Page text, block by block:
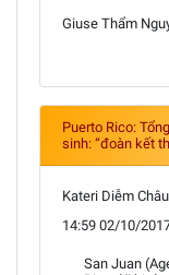
Giuse Thẩm
Puerto Rico:
sinh: “đoàn kết
Kateri Diễm Châu
14:59 02/10/
San Juan